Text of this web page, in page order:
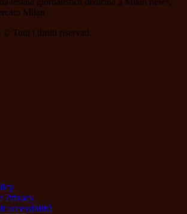
Milan
© Tutti i diritti riservati.
Privacy
accessibilità